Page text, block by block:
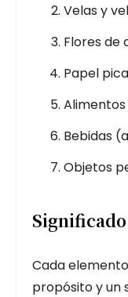
Velas y
Flores de
Papel
Bebidas
Objetos
Cada
propósito y un